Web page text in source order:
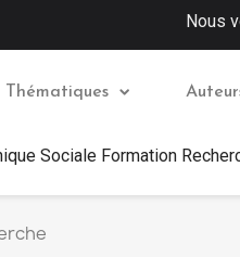
Nous
Thématiques
Sociale Formation